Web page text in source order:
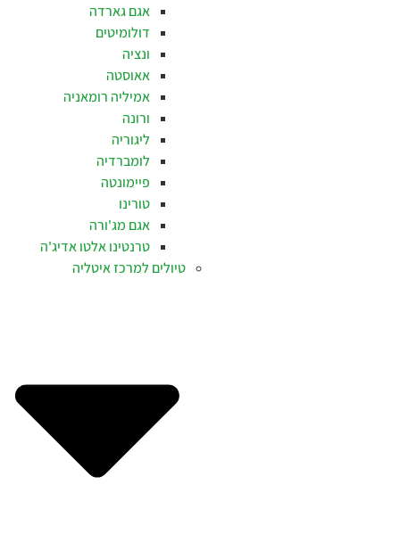
אגם גארדה
דולומיטים
ונציה
אאוסטה
אמיליה רומאניה
ורונה
ליגוריה
לומברדיה
פיימונטה
טורינו
אגם מג'ורה
טרנטינו אלטו אדיג'ה
טיולים למרכז איטליה